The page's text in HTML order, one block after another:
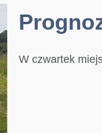
W czwartek